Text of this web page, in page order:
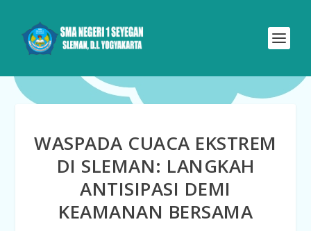
WASPADA CUACA EKSTREM
DI SLEMAN: LANGKAH
ANTISIPASI DEMI
KEAMANAN BERSAMA